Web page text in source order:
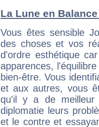
La Lune en
Vous êtes sensible
des choses et vos
d'ordre esthétique
apparences,
bien-être. Vous
et aux autres, vous
qu'il y a de
diplomatie leurs
et le contre et